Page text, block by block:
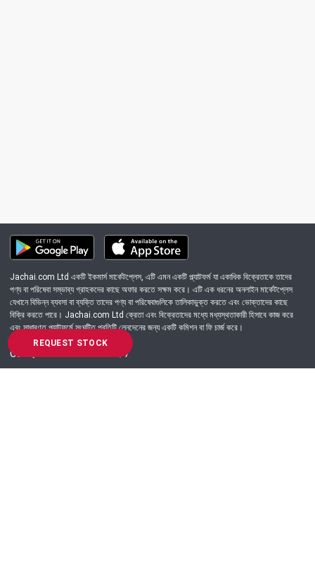
REQUEST STOCK
Jachai.com Ltd একটি ইকমার্স মার্কেটপ্লেস, এটি এমন একটি প্ল্যাটফর্ম যা একাধিক বিক্রেতাকে তাদের
পণ্য বা পরিষেবা সম্ভাব্য গ্রাহকদের কাছে অফার করতে সক্ষম করে। এটি এক ধরনের অনলাইন মার্কেটপ্লেস
যেখানে বিভিন্ন ব্যবসা বা ব্যক্তি তাদের পণ্য বা পরিষেবাগুলিকে তালিকাভুক্ত করতে এবং ভোক্তাদের কাছে
বিক্রি করতে পারে। Jachai.com Ltd ক্রেতা এবং বিক্রেতাদের মধ্যে মধ্যস্থতাকারী হিসাবে কাজ করে
এবং সাধারণত প্ল্যাটফর্মে সংঘটিত প্রতিটি লেনদেনের জন্য একটি কমিশন বা ফি চার্জ করে।
Got Question? Call us 24/7